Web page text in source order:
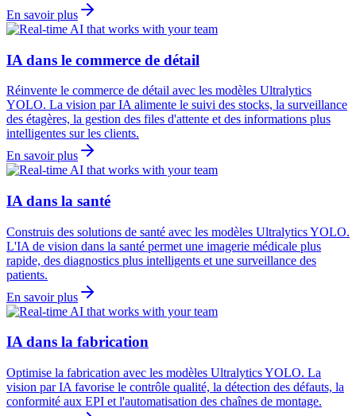
En savoir plus
IA dans le commerce de détail
Réinvente le commerce de détail avec les modèles Ultralytics
YOLO. La vision par IA alimente le suivi des stocks, la surveillance
des étagères, la gestion des files d'attente et des informations plus
intelligentes sur les clients.
En savoir plus
IA dans la santé
Construis des solutions de santé avec les modèles Ultralytics YOLO.
L'IA de vision dans la santé permet une imagerie médicale plus
rapide, des diagnostics plus intelligents et une surveillance des
patients.
En savoir plus
IA dans la fabrication
Optimise la fabrication avec les modèles Ultralytics YOLO. La
vision par IA favorise le contrôle qualité, la détection des défauts, la
conformité aux EPI et l'automatisation des chaînes de montage.